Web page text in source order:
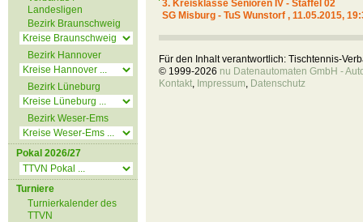
Landesligen
Bezirk Braunschweig
Bezirk Hannover
Bezirk Lüneburg
Bezirk Weser-Ems
Pokal 2026/27
Turniere
Turnierkalender des
TTVN
3. Kreisklasse Senioren IV - Staffel 02
SG Misburg - TuS Wunstorf , 11.05.2015,
Für den Inhalt verantwortlich: Tischtennis-
© 1999-2026 nu Datenautomaten GmbH -
Kontakt, Impressum, Datenschutz